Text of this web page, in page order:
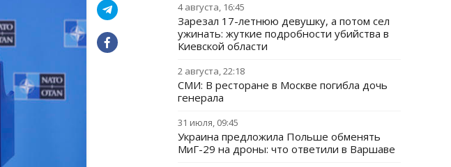
4 августа, 16:45
Зарезал 17-летнюю девушку, а потом сел
ужинать: жуткие подробности убийства в
Киевской области
2 августа, 22:18
СМИ: В ресторане в Москве погибла дочь
генерала
31 июля, 09:45
Украина предложила Польше обменять
МиГ-29 на дроны: что ответили в Варшаве